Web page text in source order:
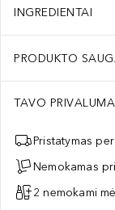
INGREDIENTAI
PRODUKTO
TAVO
Pristatymas
Nemokamas
2 nemokami